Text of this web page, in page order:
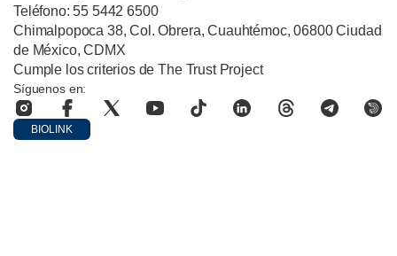
Teléfono: 55 5442 6500
Chimalpopoca 38, Col. Obrera, Cuauhtémoc, 06800 Ciudad
de México, CDMX
Cumple los criterios de The Trust Project
Síguenos en:
BIOLINK